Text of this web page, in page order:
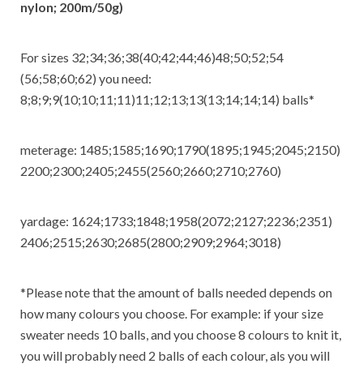
nylon; 200m/50g)
For sizes 32;34;36;38(40;42;44;46)48;50;52;54
(56;58;60;62) you need:
8;8;9;9(10;10;11;11)11;12;13;13(13;14;14;14) balls*
meterage: 1485;1585;1690;1790(1895;1945;2045;2150)
2200;2300;2405;2455(2560;2660;2710;2760)
yardage: 1624;1733;1848;1958(2072;2127;2236;2351)
2406;2515;2630;2685(2800;2909;2964;3018)
*Please note that the amount of balls needed depends on
how many colours you choose. For example: if your size
sweater needs 10 balls, and you choose 8 colours to knit it,
you will probably need 2 balls of each colour, als you will